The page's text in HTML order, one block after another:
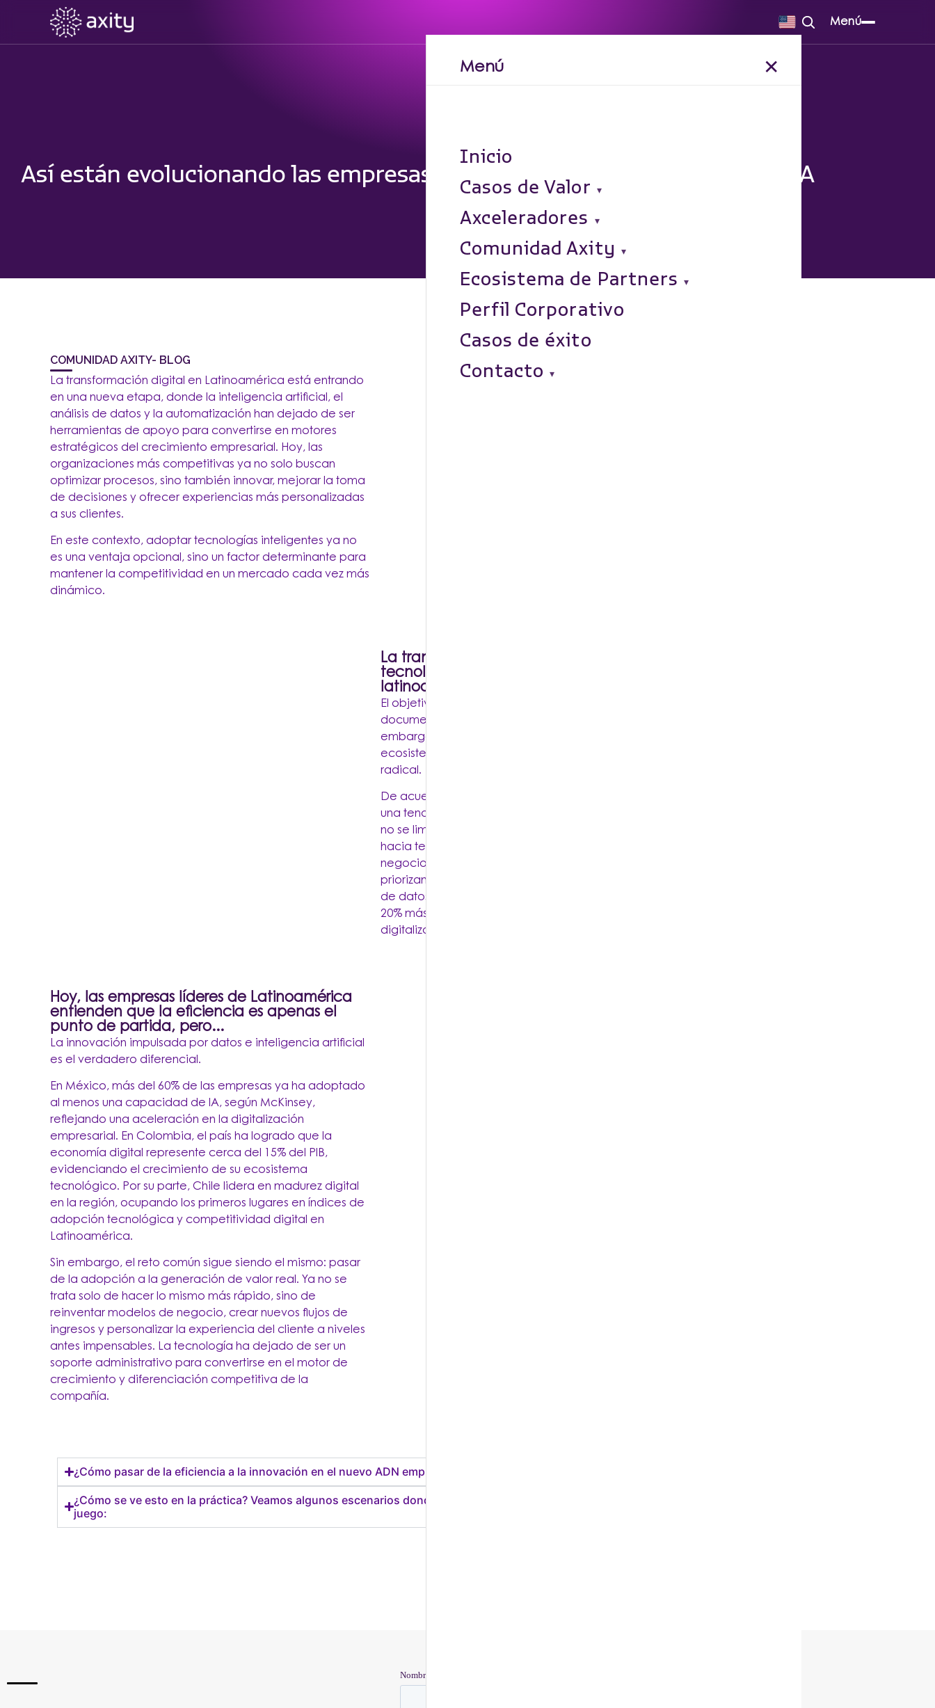
Menú
Menú ✕
Inicio
Casos de Valor
Axceleradores
Comunidad Axity
Ecosistema de Partners
Perfil Corporativo
Casos de éxito
Contacto
Así están evolucionando las empresas en Latinoamérica en la era de la IA
COMUNIDAD AXITY- BLOG
La transformación digital en Latinoamérica está entrando
en una nueva etapa, donde la inteligencia artificial, el
análisis de datos y la automatización han dejado de ser
herramientas de apoyo para convertirse en motores
estratégicos del crecimiento empresarial. Hoy, las
organizaciones más competitivas ya no solo buscan
optimizar procesos, sino también innovar, mejorar la toma
de decisiones y ofrecer experiencias más personalizadas
a sus clientes.
En este contexto, adoptar tecnologías inteligentes ya no
es una ventaja opcional, sino un factor determinante para
mantener la competitividad en un mercado cada vez más
dinámico.
La transformación del papel de la
tecnología en las empresas
latinoamericanas
El objetivo era claro: reducir tiempos, digitalizar
documentos y mantener las luces encendidas. Sin
embargo, el contexto global y la maduración del
ecosistema local han forzado un cambio de enfoque
radical.
De acuerdo con proyecciones de Gartner, se observa
una tendencia clara en la región donde el gasto en TI ya
no se limita al mantenimiento, sino que se desplaza
hacia tecnologías que impulsan la agilidad y el valor de
negocio. De hecho, se estima que las empresas que
priorizan la inversión en plataformas digitales y análisis
de datos lograrán superar sus objetivos de ingresos un
20% más rápido que sus competidores menos
digitalizados.
Hoy, las empresas líderes de Latinoamérica
entienden que la eficiencia es apenas el
punto de partida, pero...
La innovación impulsada por datos e inteligencia artificial
es el verdadero diferencial.
En México, más del 60% de las empresas ya ha adoptado
al menos una capacidad de IA, según McKinsey,
reflejando una aceleración en la digitalización
empresarial. En Colombia, el país ha logrado que la
economía digital represente cerca del 15% del PIB,
evidenciando el crecimiento de su ecosistema
tecnológico. Por su parte, Chile lidera en madurez digital
en la región, ocupando los primeros lugares en índices de
adopción tecnológica y competitividad digital en
Latinoamérica.
Sin embargo, el reto común sigue siendo el mismo: pasar
de la adopción a la generación de valor real. Ya no se
trata solo de hacer lo mismo más rápido, sino de
reinventar modelos de negocio, crear nuevos flujos de
ingresos y personalizar la experiencia del cliente a niveles
antes impensables. La tecnología ha dejado de ser un
soporte administrativo para convertirse en el motor de
crecimiento y diferenciación competitiva de la
compañía.
¿Cómo pasar de la eficiencia a la innovación en el nuevo ADN empresarial?
¿Cómo se ve esto en la práctica? Veamos algunos escenarios donde la transformación está dictando las reglas del
juego: